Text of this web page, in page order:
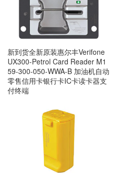
新到货全新原装惠尔丰Verifone
UX300-Petrol Card Reader M1
59-300-050-WWA-B 加油机自动
零售信用卡银行卡IC卡读卡器支
付终端